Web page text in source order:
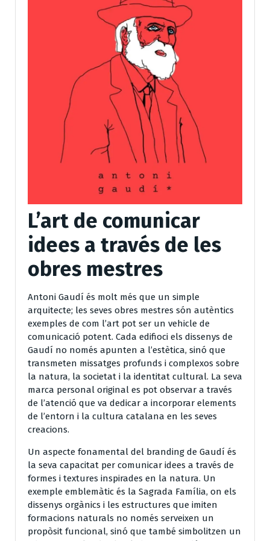
L’art de comunicar
idees a través de les
obres mestres
Antoni Gaudí és molt més que un simple
arquitecte; les seves obres mestres són autèntics
exemples de com l’art pot ser un vehicle de
comunicació potent. Cada edifioci els dissenys de
Gaudí no només apunten a l’estètica, sinó que
transmeten missatges profunds i complexos sobre
la natura, la societat i la identitat cultural. La seva
marca personal original es pot observar a través
de l’atenció que va dedicar a incorporar elements
de l’entorn i la cultura catalana en les seves
creacions.
Un aspecte fonamental del branding de Gaudí és
la seva capacitat per comunicar idees a través de
formes i textures inspirades en la natura. Un
exemple emblemàtic és la Sagrada Família, on els
dissenys orgànics i les estructures que imiten
formacions naturals no només serveixen un
propòsit funcional, sinó que també simbolitzen un